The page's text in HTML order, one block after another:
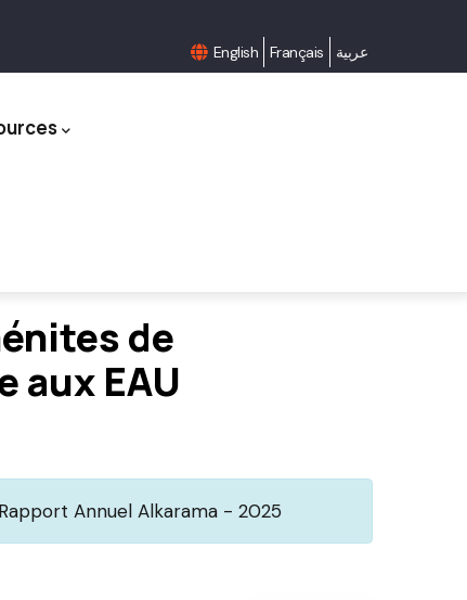
English Français عربية
de
EAU
Rapport Annuel Alkarama - 2025